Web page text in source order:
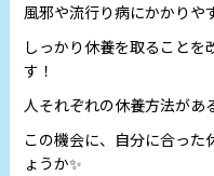
風邪や流行り病にかかりや
しっかり休養を取ること
す！
人それぞれの休養方法があ
この機会に、自分に合った
ょうか✨